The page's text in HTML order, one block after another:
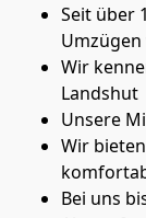
Seit über
Wir
Landshut
Unsere
Wir
Bei uns